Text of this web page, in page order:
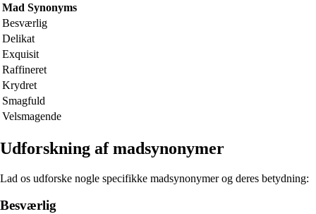
Mad Synonyms
Besværlig
Delikat
Exquisit
Raffineret
Krydret
Smagfuld
Velsmagende
Udforskning af madsynonymer
Lad os udforske nogle specifikke madsynonymer og deres betydning:
Besværlig